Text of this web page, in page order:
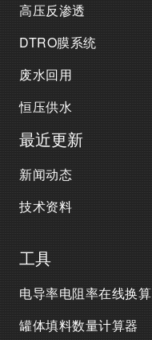
高压反渗透
DTRO膜系统
废水回用
恒压供水
最近更新
新闻动态
技术资料
工具
电导率电阻率在线换算
罐体填料数量计算器